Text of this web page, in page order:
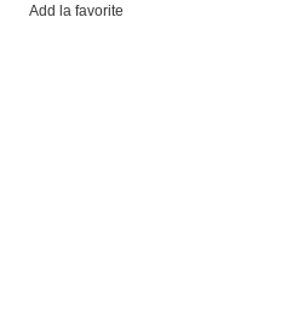
Add la favorite